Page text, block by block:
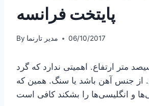
پایتخت فرانسه
By مدیر تارنما 06/10/2017
متر ارتفاع. اهمیتی ندارد که گرد
از جنس آهن باشد یا سنگ. همین که